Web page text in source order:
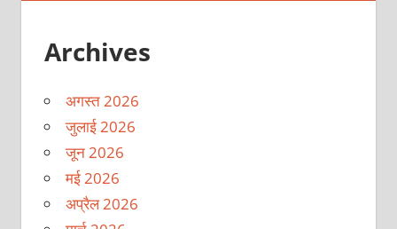
Archives
अगस्त 2026
जुलाई 2026
जून 2026
मई 2026
अप्रैल 2026